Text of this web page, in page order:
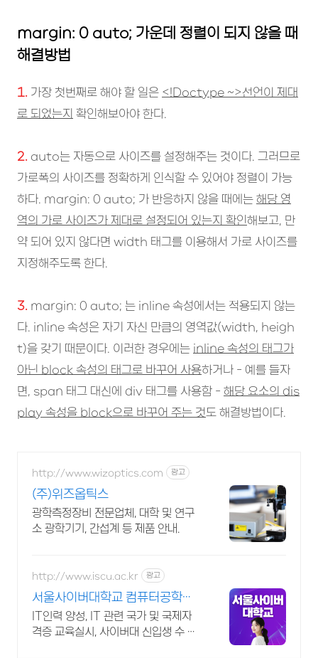
margin: 0 auto; 가운데 정렬이 되지 않을 때
해결방법
1. 가장 첫번째로 해야 할 일은 <!Doctype ~>선언이 제대
로 되었는지 확인해보아야 한다.
2. auto는 자동으로 사이즈를 설정해주는 것이다. 그러므로
가로폭의 사이즈를 정확하게 인식할 수 있어야 정렬이 가능
하다. margin: 0 auto; 가 반응하지 않을 때에는해당 영
역의 가로 사이즈가 제대로 설정되어 있는지 확인해보고, 만
약 되어 있지 않다면 width 태그를 이용해서 가로 사이즈를
지정해주도록 한다.
3. margin: 0 auto; 는 inline 속성에서는 적용되지 않는
다. inline 속성은 자기 자신 만큼의 영역값(width, heigh
t)을 갖기 때문이다. 이러한 경우에는 inline 속성의 태그가
아닌 block 속성의 태그로 바꾸어 사용하거나 - 예를 들자
면, span 태그 대신에 div 태그를 사용함 - 해당 요소의 dis
play 속성을 block으로 바꾸어 주는 것도 해결방법이다.
http://www.wizoptics.com 광고
(주)위즈옵틱스
광학측정장비 전문업체, 대학 및 연구
소 광학기기, 간섭계 등 제품 안내.
http://www.iscu.ac.kr 광고
서울사이버대학교 컴퓨터공학과
2026 가을학기 신편입생
IT인력 양성, IT 관련 국가 및 국제자
격증 교육실시, 사이버대 신입생 수 1